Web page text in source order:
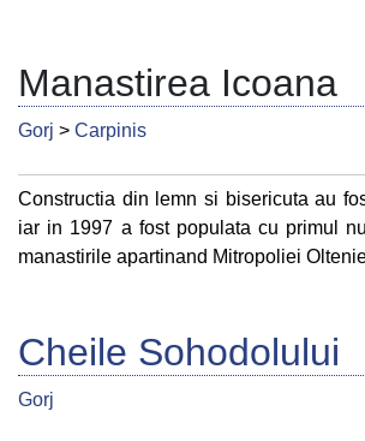
Manastirea Icoana
Gorj > Carpinis
Constructia din lemn si bisericuta au
iar in 1997 a fost populata cu primul
manastirile apartinand Mitropoliei
Cheile Sohodolului
Gorj